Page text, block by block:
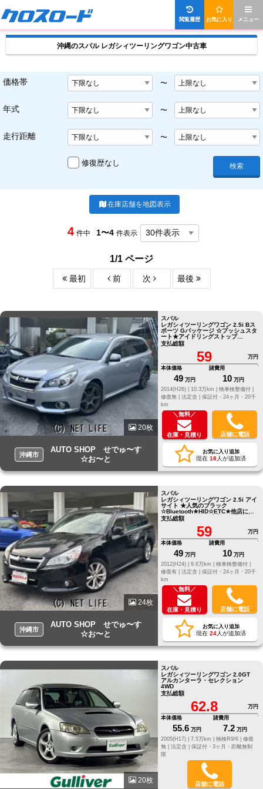
メニュー
お気に入り
閲覧履歴
沖縄のスバル レガシィツーリングワゴン中古車
価格帯 〜
年式 〜
走行距離 〜
修復歴なし 検索
在庫店舗を地図表示
4 件中 1〜4 件表示
1/1 ページ
最初 前 次 最後
20枚
沖縄市
AUTO SHOP せでゅ〜す
☆お〜と
スバル
レガシィツーリングワゴン 2.5i Bス
ポーツ Gパッケージ ☆プッシュスタ
ート★アイドリングストップ
☆CD★DVD☆TV★
支払総額
59
万円
本体価格
49 万円
諸費用
10 万円
2014(H26) |
10.3万km |
検車検整備付 |
修復無 | 法定含 | 保証付・24ヶ月・20千
km
＼無料／
在庫・見積り 店舗に電話
お気に入り追加
現在 18人が追加済
24枚
沖縄市
AUTO SHOP せでゅ〜す
☆お〜と
スバル
レガシィツーリングワゴン 2.5i アイ
サイト ★人気のブラック
☆Bluetooth★HID☆ETC★他店にて
ローンNGだったお客様でも大丈夫☆
支払総額
59
万円
本体価格
49 万円
諸費用
10 万円
2012(H24) |
9.6万km |
検車検整備付 |
修復有 | 法定含 | 保証付・24ヶ月・20千
km
＼無料／
在庫・見積り 店舗に電話
お気に入り追加
現在 24人が追加済
20枚
スバル
レガシィツーリングワゴン 2.0GT
アルカンターラ・セレクション
4WD
支払総額
62.8
万円
本体価格
55.6 万円
諸費用
7.2 万円
2005(H17) |
7.5万km | 検検R9/6 | 修復
無 | 法定含 | 保証付・3ヶ月・距離無制
限
店舗に電話